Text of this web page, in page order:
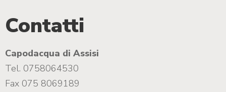
Contatti
Capodacqua di Assisi
Tel. 0758064530
Fax 075 8069189